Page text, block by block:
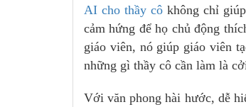
AI cho thầy cô không chỉ
cảm hứng để họ chủ động
giáo viên, nó giúp giáo viên
những gì thầy cô cần làm là
Với văn phong hài hước, dễ